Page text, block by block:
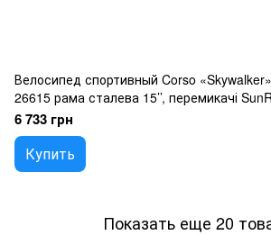
Велосипед спортивный Corso
26615 рама сталева 15’’, перемикачі
зібран на 75
6 733 грн
Купить
Показать еще 20